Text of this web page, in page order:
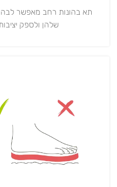
תא בהונות רחב מאפשר
שלהן ולספק